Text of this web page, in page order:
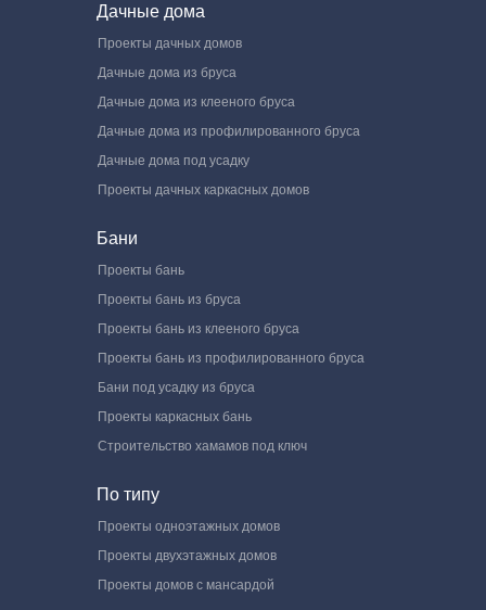
Дачные дома
Проекты дачных домов
Дачные дома из бруса
Дачные дома из клееного бруса
Дачные дома из профилированного бруса
Дачные дома под усадку
Проекты дачных каркасных домов
Бани
Проекты бань
Проекты бань из бруса
Проекты бань из клееного бруса
Проекты бань из профилированного бруса
Бани под усадку из бруса
Проекты каркасных бань
Строительство хамамов под ключ
По типу
Проекты одноэтажных домов
Проекты двухэтажных домов
Проекты домов с мансардой